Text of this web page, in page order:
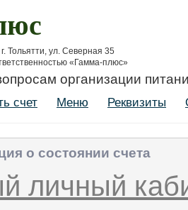
Тольятти, ул. Северная 35
«Гамма-плюс»
организации
счет Меню Реквизиты
о состоянии счета
личный